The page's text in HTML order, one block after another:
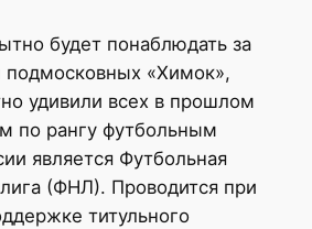
будет понаблюдать за
подмосковных «Химок»,
удивили всех в прошлом
по рангу футбольным
является Футбольная
(ФНЛ). Проводится при
титульного